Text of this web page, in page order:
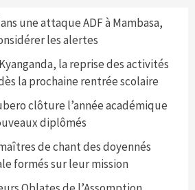
une attaque ADF à Mambasa,
les alertes
la reprise des activités
la prochaine rentrée scolaire
clôture l’année académique
diplômés
de chant des doyennés
formés sur leur mission